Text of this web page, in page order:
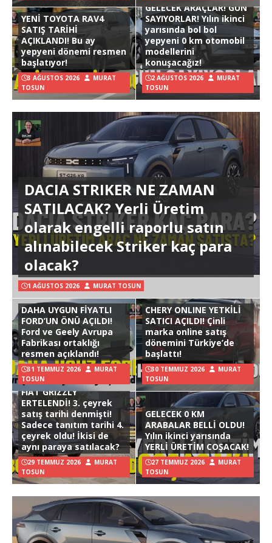
YENİ TOYOTA RAV4
SATIŞ TARİHİ
AÇIKLANDI! Bu ay
yepyeni dönemi resmen
başlatıyor!
3 AĞUSTOS 2026
MURAT
TOSUN
GELECEK ARAÇLAR! GÜN
SAYIYORLAR! Yılın ikinci
yarısında bol bol
yepyeni 0 km otomobil
modellerini
konuşacağız!
2 AĞUSTOS 2026
MURAT
TOSUN
DACIA STRIKER NE ZAMAN
SATILACAK? Yerli Üretim
olarak engelli raporlu satın
alınabilecek Striker kaç para
olacak?
1 AĞUSTOS 2026 MURAT TOSUN
DAHA UYGUN FİYATLI
FORD’UN ÖNÜ AÇILDI!
Ford ve Geely Avrupa
Fabrikası ortaklığı
resmen açıklandı!
31 TEMMUZ 2026
MURAT
TOSUN
CHERY ONLINE YETKİLİ
SATICI AÇILDI! Çinli
marka online satış
dönemini Türkiye’de
başlattı!
30 TEMMUZ 2026
MURAT
TOSUN
FIAT GRIZZLY
ERTELENDİ! 3. çeyrek
satış tarihi denmişti!
Sadece tanıtım tarihi 4.
çeyrek oldu! İkisi de
aynı paraya satılacak?
29 TEMMUZ 2026
MURAT
TOSUN
GELECEK 0 KM
ARABALAR BELLİ OLDU!
Yılın ikinci yarısında
YERLİ ÜRETİM COŞACAK!
27 TEMMUZ 2026
MURAT
TOSUN